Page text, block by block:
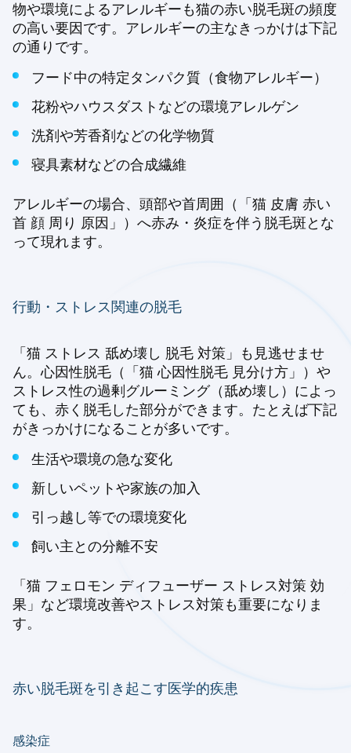
物や環境によるアレルギーも猫の赤い脱毛斑の頻度
の高い要因です。アレルギーの主なきっかけは下記
の通りです。
フード中の特定タンパク質（食物アレルギー）
花粉やハウスダストなどの環境アレルゲン
洗剤や芳香剤などの化学物質
寝具素材などの合成繊維
アレルギーの場合、頭部や首周囲（「猫 皮膚 赤い
首 顔 周り 原因」）へ赤み・炎症を伴う脱毛斑とな
って現れます。
行動・ストレス関連の脱毛
「猫 ストレス 舐め壊し 脱毛 対策」も見逃せませ
ん。心因性脱毛（「猫 心因性脱毛 見分け方」）や
ストレス性の過剰グルーミング（舐め壊し）によっ
ても、赤く脱毛した部分ができます。たとえば下記
がきっかけになることが多いです。
生活や環境の急な変化
新しいペットや家族の加入
引っ越し等での環境変化
飼い主との分離不安
「猫 フェロモン ディフューザー ストレス対策 効
果」など環境改善やストレス対策も重要になりま
す。
赤い脱毛斑を引き起こす医学的疾患
感染症